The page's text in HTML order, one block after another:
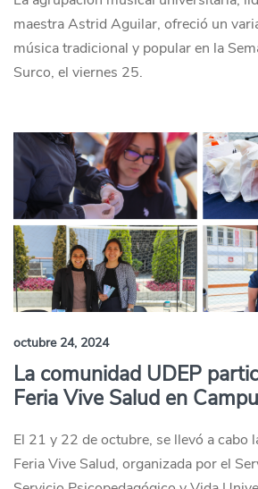
maestra Astrid Aguilar, ofreció un
música tradicional y popular en la
Surco, el viernes 25.
octubre 24, 2024
La comunidad UDEP
Feria Vive Salud en
El 21 y 22 de octubre, se llevó a cabo
Feria Vive Salud, organizada por el